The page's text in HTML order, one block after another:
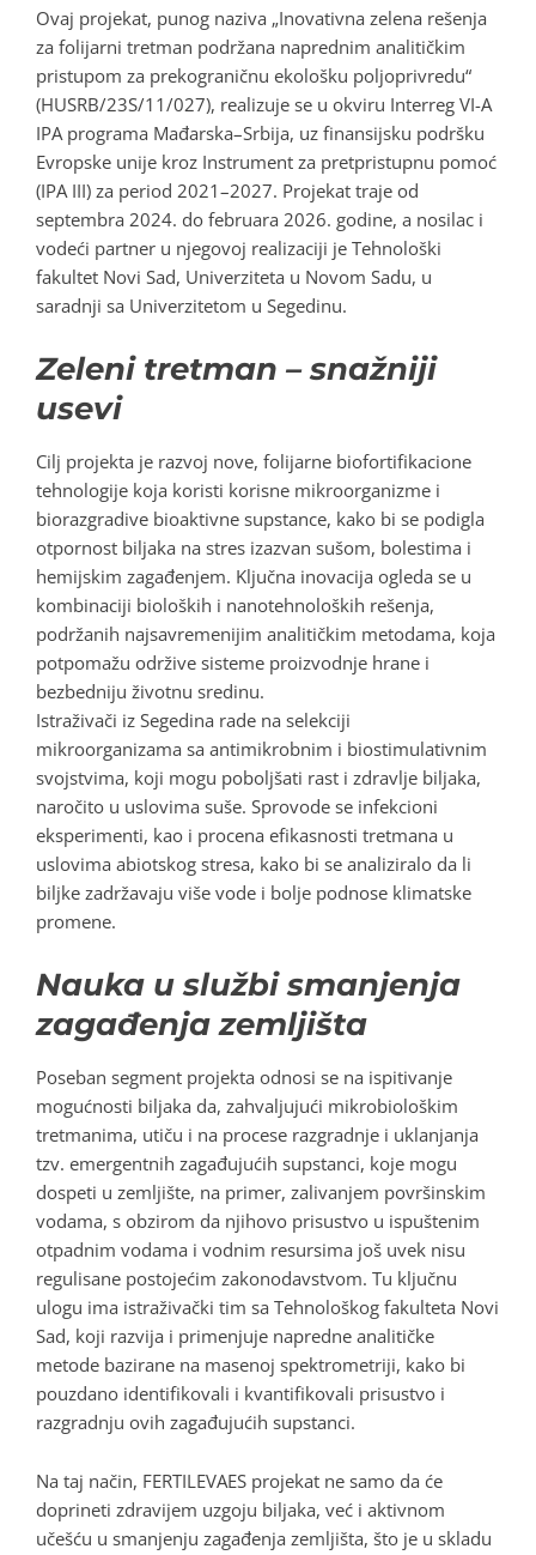
Ovaj projekat, punog naziva „Inovativna zelena rešenja
za folijarni tretman podržana naprednim analitičkim
pristupom za prekograničnu ekološku poljoprivredu“
(HUSRB/23S/11/027), realizuje se u okviru Interreg VI-A
IPA programa Mađarska–Srbija, uz finansijsku podršku
Evropske unije kroz Instrument za pretpristupnu pomoć
(IPA III) za period 2021–2027. Projekat traje od
septembra 2024. do februara 2026. godine, a nosilac i
vodeći partner u njegovoj realizaciji je Tehnološki
fakultet Novi Sad, Univerziteta u Novom Sadu, u
saradnji sa Univerzitetom u Segedinu.
Zeleni tretman – snažniji
usevi
Cilj projekta je razvoj nove, folijarne biofortifikacione
tehnologije koja koristi korisne mikroorganizme i
biorazgradive bioaktivne supstance, kako bi se podigla
otpornost biljaka na stres izazvan sušom, bolestima i
hemijskim zagađenjem. Ključna inovacija ogleda se u
kombinaciji bioloških i nanotehnoloških rešenja,
podržanih najsavremenijim analitičkim metodama, koja
potpomažu održive sisteme proizvodnje hrane i
bezbedniju životnu sredinu.
Istraživači iz Segedina rade na selekciji
mikroorganizama sa antimikrobnim i biostimulativnim
svojstvima, koji mogu poboljšati rast i zdravlje biljaka,
naročito u uslovima suše. Sprovode se infekcioni
eksperimenti, kao i procena efikasnosti tretmana u
uslovima abiotskog stresa, kako bi se analiziralo da li
biljke zadržavaju više vode i bolje podnose klimatske
promene.
Nauka u službi smanjenja
zagađenja zemljišta
Poseban segment projekta odnosi se na ispitivanje
mogućnosti biljaka da, zahvaljujući mikrobiološkim
tretmanima, utiču i na procese razgradnje i uklanjanja
tzv. emergentnih zagađujućih supstanci, koje mogu
dospeti u zemljište, na primer, zalivanjem površinskim
vodama, s obzirom da njihovo prisustvo u ispuštenim
otpadnim vodama i vodnim resursima još uvek nisu
regulisane postojećim zakonodavstvom. Tu ključnu
ulogu ima istraživački tim sa Tehnološkog fakulteta Novi
Sad, koji razvija i primenjuje napredne analitičke
metode bazirane na masenoj spektrometriji, kako bi
pouzdano identifikovali i kvantifikovali prisustvo i
razgradnju ovih zagađujućih supstanci.
Na taj način, FERTILEVAES projekat ne samo da će
doprineti zdravijem uzgoju biljaka, već i aktivnom
učešću u smanjenju zagađenja zemljišta, što je u skladu